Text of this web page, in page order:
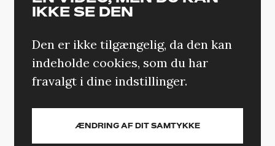
IKKE SE DEN
Den er ikke tilgængelig, da den kan
indeholde cookies, som du har
fravalgt i dine indstillinger.
ÆNDRING AF DIT SAMTYKKE